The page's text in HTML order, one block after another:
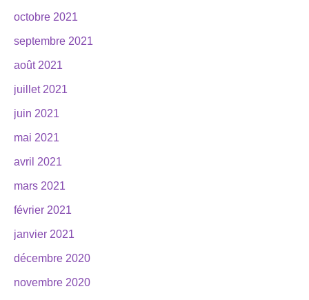
octobre 2021
septembre 2021
août 2021
juillet 2021
juin 2021
mai 2021
avril 2021
mars 2021
février 2021
janvier 2021
décembre 2020
novembre 2020